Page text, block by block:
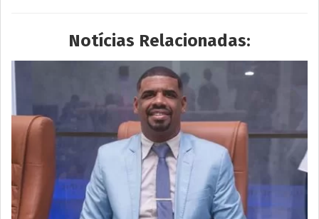
Notícias Relacionadas: